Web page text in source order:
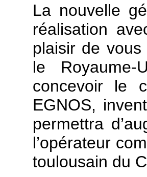
La nouvelle
réalisation
plaisir de
le
concevoir le
EGNOS,
permettra
l’opérateur
toulousain du